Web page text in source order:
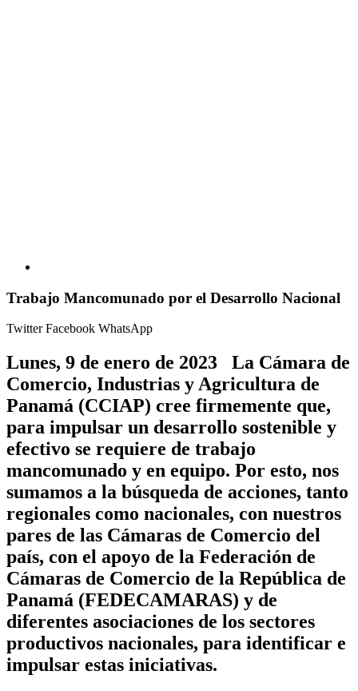
Trabajo Mancomunado por el Desarrollo Nacional
TwitterFacebook WhatsApp
Lunes, 9 de enero de 2023 La Cámara de
Comercio, Industrias y Agricultura de
Panamá (CCIAP) cree firmemente que,
para impulsar un desarrollo sostenible y
efectivo se requiere de trabajo
mancomunado y en equipo. Por esto, nos
sumamos a la búsqueda de acciones, tanto
regionales como nacionales, con nuestros
pares de las Cámaras de Comercio del
país, con el apoyo de la Federación de
Cámaras de Comercio de la República de
Panamá (FEDECAMARAS) y de
diferentes asociaciones de los sectores
productivos nacionales, para identificar e
impulsar estas iniciativas.